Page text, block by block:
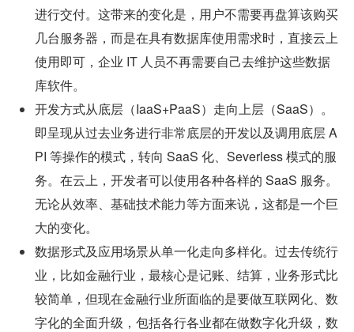
进行交付。这带来的变化是，用户不需要再盘算该购买
几台服务器，而是在具有数据库使用需求时，直接云上
使用即可，企业 IT 人员不再需要自己去维护这些数据
库软件。
开发方式从底层（IaaS+PaaS）走向上层（SaaS）。
即呈现从过去业务进行非常底层的开发以及调用底层 A
PI 等操作的模式，转向 SaaS 化、Severless 模式的服
务。在云上，开发者可以使用各种各样的 SaaS 服务。
无论从效率、基础技术能力等方面来说，这都是一个巨
大的变化。
数据形式及应用场景从单一化走向多样化。过去传统行
业，比如金融行业，最核心是记账、结算，业务形式比
较简单，但现在金融行业所面临的是要做互联网化、数
字化的全面升级，包括各行各业都在做数字化升级，数